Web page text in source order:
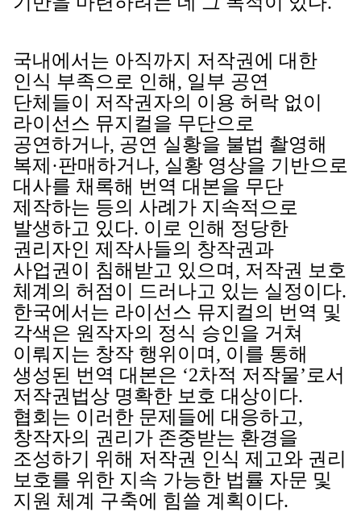
국내에서는 아직까지 저작권에 대한
인식 부족으로 인해, 일부 공연
단체들이 저작권자의 이용 허락 없이
라이선스 뮤지컬을 무단으로
공연하거나, 공연 실황을 불법 촬영해
복제·판매하거나, 실황 영상을 기반으로
대사를 채록해 번역 대본을 무단
제작하는 등의 사례가 지속적으로
발생하고 있다. 이로 인해 정당한
권리자인 제작사들의 창작권과
사업권이 침해받고 있으며, 저작권 보호
체계의 허점이 드러나고 있는 실정이다.
한국에서는 라이선스 뮤지컬의 번역 및
각색은 원작자의 정식 승인을 거쳐
이뤄지는 창작 행위이며, 이를 통해
생성된 번역 대본은 ‘2차적 저작물’로서
저작권법상 명확한 보호 대상이다.
협회는 이러한 문제들에 대응하고,
창작자의 권리가 존중받는 환경을
조성하기 위해 저작권 인식 제고와 권리
보호를 위한 지속 가능한 법률 자문 및
지원 체계 구축에 힘쓸 계획이다.